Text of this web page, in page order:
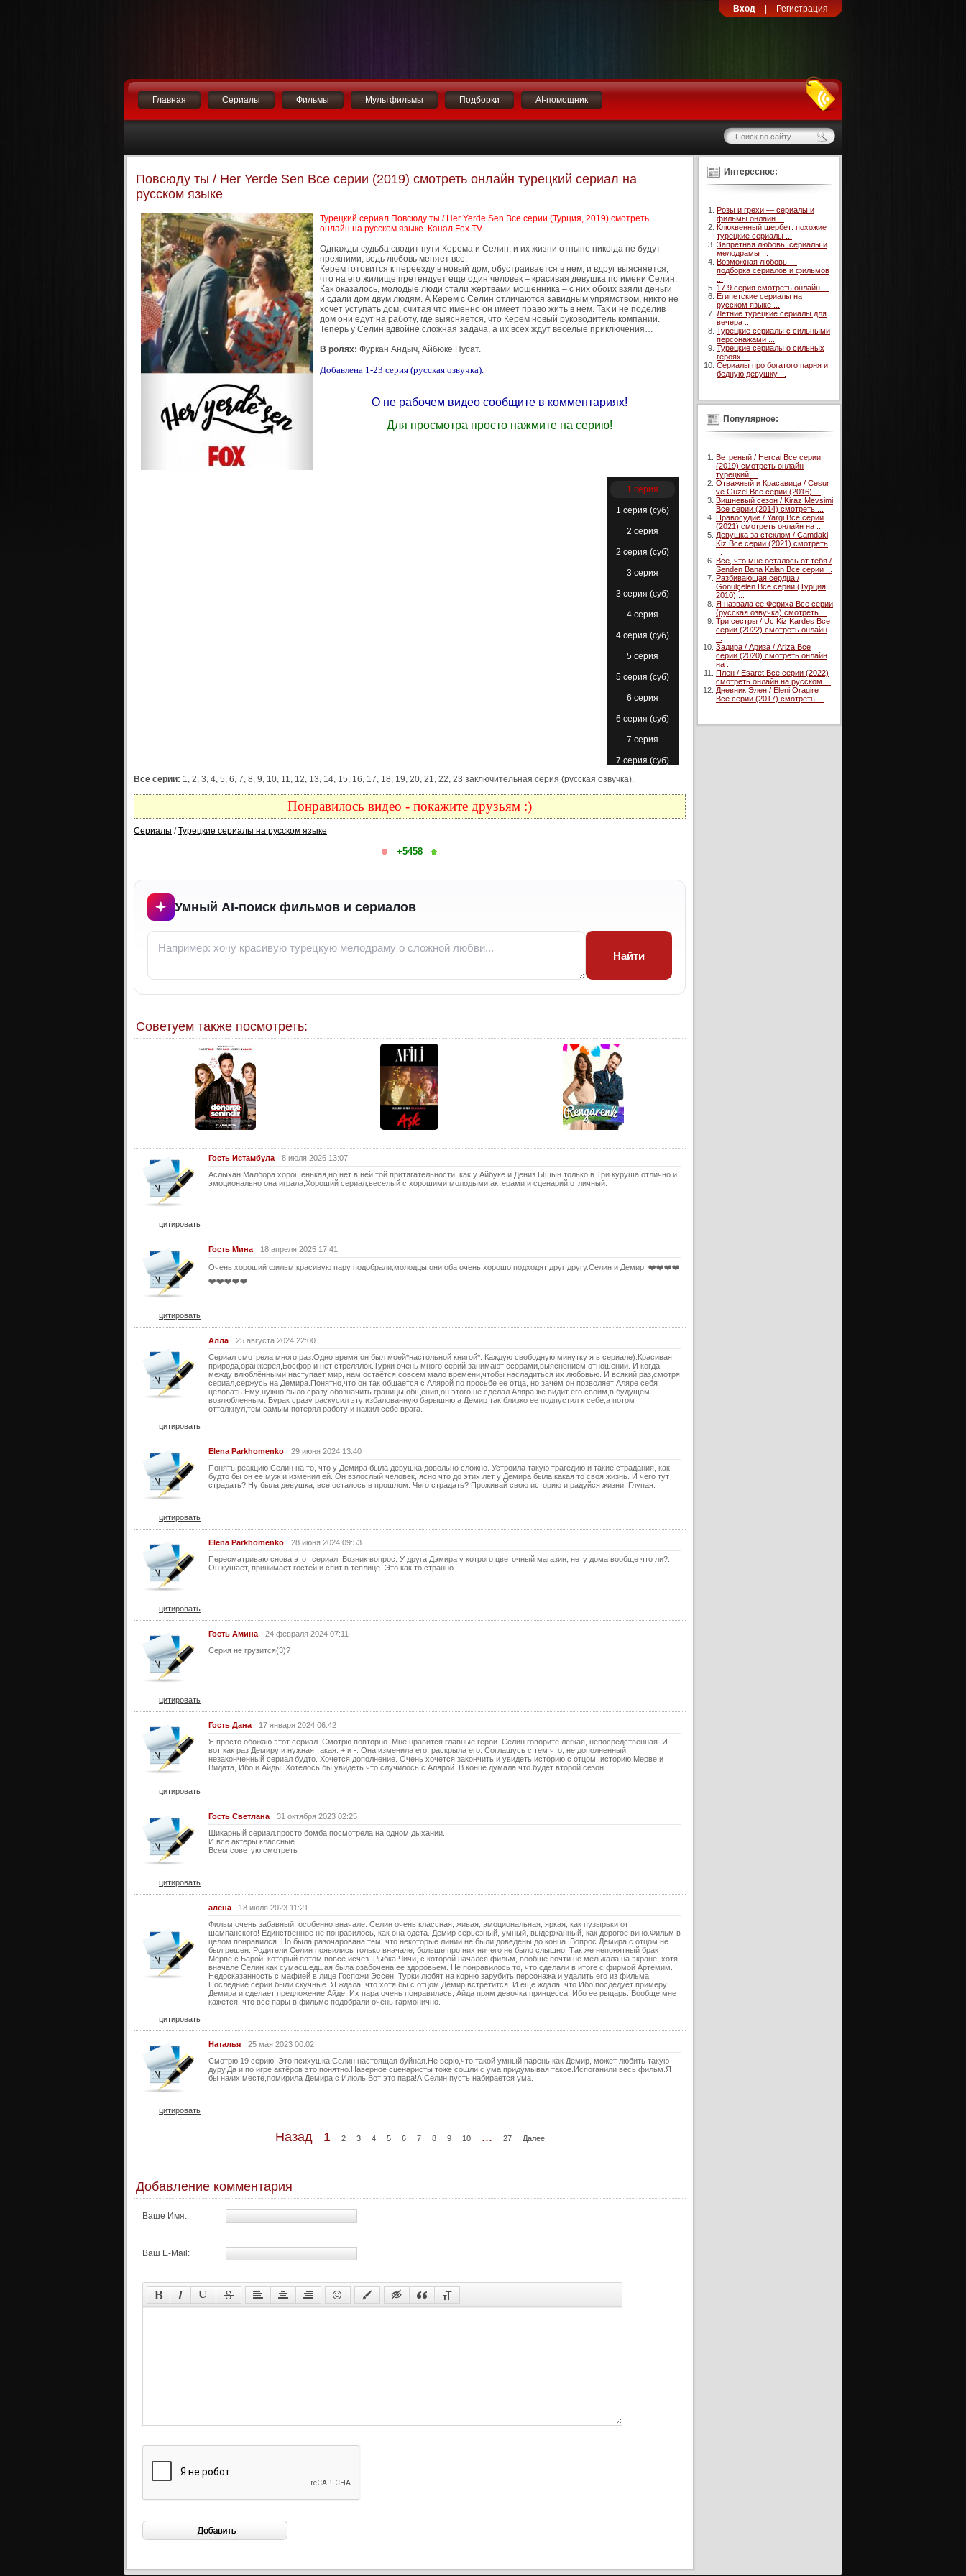
Вход Регистрация
Главная Сериалы Фильмы Мультфильмы Подборки AI-помощник
Повсюду ты / Her Yerde Sen Все серии (2019) смотреть онлайн турецкий сериал на
русском языке
Турецкий сериал Повсюду ты / Her Yerde Sen Все серии (Турция, 2019) смотреть
онлайн на русском языке. Канал Fox TV.
Однажды судьба сводит пути Керема и Селин, и их жизни отныне никогда не будут
прежними, ведь любовь меняет все.
Керем готовится к переезду в новый дом, обустраивается в нем, и вдруг выясняется,
что на его жилище претендует еще один человек – красивая девушка по имени Селин.
Как оказалось, молодые люди стали жертвами мошенника – с них обоих взяли деньги
и сдали дом двум людям. А Керем с Селин отличаются завидным упрямством, никто не
хочет уступать дом, считая что именно он имеет право жить в нем. Так и не поделив
дом они едут на работу, где выясняется, что Керем новый руководитель компании.
Теперь у Селин вдвойне сложная задача, а их всех ждут веселые приключения…
В ролях: Фуркан Андыч, Айбюке Пусат.
Добавлена 1-23 серия (русская озвучка).
О не рабочем видео сообщите в комментариях!
Для просмотра просто нажмите на серию!
1 серия
1 серия (суб)
2 серия
2 серия (суб)
3 серия
3 серия (суб)
4 серия
4 серия (суб)
5 серия
5 серия (суб)
6 серия
6 серия (суб)
7 серия
7 серия (суб)
8 серия
11 серия (суб)
12 серия
12 серия
(суб)
17 серия
18 серия
20 серия
20 серия
(суб)
22 серия
23 серия
(суб)
Все серии: 1, 2, 3, 4, 5, 6, 7, 8, 9, 10, 11, 12, 13, 14, 15, 16, 17, 18, 19, 20, 21, 22, 23 заключительная серия (русская озвучка).
Понравилось видео - покажите друзьям :)
Сериалы /Турецкие сериалы на русском языке
+5458
Умный AI-поиск фильмов и сериалов
Найти
Советуем также посмотреть:
Гость Истамбула
8 июля 2026 13:07
Аслыхан Малбора хорошенькая,но нет в ней той притягательности. как у Айбуке и Дениз Ышын.только в Три куруша отлично и
эмоционально она играла,Хороший сериал,веселый с хорошими молодыми актерами и сценарий отличный.
цитировать
Гость Мина 18 апреля 2025 17:41
Очень хороший фильм,красивую пару подобрали,молодцы,они оба очень хорошо подходят друг другу.Селин и Демир. ❤️❤️❤️❤️
❤️❤️❤️❤️❤️
цитировать
Алла
25 августа 2024 22:00
Сериал смотрела много раз.Одно время он был моей*настольной книгой*. Каждую свободную минутку я в сериале).Красивая
природа,оранжерея,Босфор и нет стрелялок.Турки очень много серий занимают ссорами,выяснением отношений. И когда
между влюблёнными наступает мир, нам остаётся совсем мало времени,чтобы насладиться их любовью. И всякий раз,смотря
сериал,сержусь на Демира.Понятно,что он так общается с Алярой по просьбе ее отца, но зачем он позволяет Аляре себя
целовать.Ему нужно было сразу обозначить границы общения,он этого не сделал.Аляра же видит его своим,в будущем
возлюбленным. Бурак сразу раскусил эту избалованную барышню,а Демир так близко ее подпустил к себе,а потом
оттолкнул,тем самым потерял работу и нажил себе врага.
цитировать
Elena Parkhomenko
29 июня 2024 13:40
Понять реакцию Селин на то, что у Демира была девушка довольно сложно. Устроила такую трагедию и такие страдания, как
будто бы он ее муж и изменил ей. Он взлослый человек, ясно что до этих лет у Демира была какая то своя жизнь. И чего тут
страдать? Ну была девушка, все осталось в прошлом. Чего страдать? Проживай свою историю и радуйся жизни. Глупая.
цитировать
Elena Parkhomenko
28 июня 2024 09:53
Пересматриваю снова этот сериал. Возник вопрос: У друга Дэмира у котрого цветочный магазин, нету дома вообще что ли?.
Он кушает, принимает гостей и спит в теплице. Это как то странно...
цитировать
Гость Амина
24 февраля 2024 07:11
Серия не грузится(3)?
цитировать
Гость Дана
17 января 2024 06:42
Я просто обожаю этот сериал. Смотрю повторно. Мне нравится главные герои. Селин говорите легкая, непосредственная. И
вот как раз Демиру и нужная такая. + и -. Она изменила его, раскрыла его. Соглашусь с тем что, не дополненный,
незаконченный сериал будто. Хочется дополнение. Очень хочется закончить и увидеть историю с отцом, историю Мерве и
Видата, Ибо и Айды. Хотелось бы увидеть что случилось с Алярой. В конце думала что будет второй сезон.
цитировать
Гость Светлана
31 октября 2023 02:25
Шикарный сериал.просто бомба,посмотрела на одном дыхании.
И все актёры классные.
Всем советую смотреть
цитировать
алена
18 июля 2023 11:21
Фильм очень забавный, особенно вначале. Селин очень классная, живая, эмоциональная, яркая, как пузырьки от
шампанского! Единственное не понравилось, как она одета. Демир серьезный, умный, выдержанный, как дорогое вино.Фильм в
целом понравился. Но была разочарована тем, что некоторые линии не были доведены до конца. Вопрос Демира с отцом не
был решен. Родители Селин появились только вначале, больше про них ничего не было слышно. Так же непонятный брак
Мерве с Барой, который потом вовсе исчез. Рыбка Чичи, с которой начался фильм, вообще почти не мелькала на экране, хотя
вначале Селин как сумасшедшая была озабочена ее здоровьем. Не понравилось то, что сделали в итоге с фирмой Артемим.
Недосказанность с мафией в лице Госпожи Эссен. Турки любят на корню зарубить персонажа и удалить его из фильма.
Последние серии были скучные. Я ждала, что хотя бы с отцом Демир встретится. И еще ждала, что Ибо посдедует примеру
Демира и сделает предложение Айде. Их пара очень понравилась, Айда прям девочка принцесса, Ибо ее рыцарь. Вообще мне
кажется, что все пары в фильме подобрали очень гармонично.
цитировать
Наталья
25 мая 2023 00:02
Смотрю 19 серию. Это психушка.Селин настоящая буйная.Не верю,что такой умный парень как Демир, может любить такую
дуру.Да и по игре актёров это понятно.Наверное сценаристы тоже сошли с ума придумывая такое.Испоганили весь фильм.Я
бы на/их месте,помирила Демира с Илюль.Вот это пара!А Селин пусть набирается ума.
цитировать
Назад 1 2 3 4 5 6 7 8 9 10 ... 27 Далее
Добавление комментария
Ваше Имя:
Ваш E-Mail:
Интересное:
Розы и грехи — сериалы и
фильмы онлайн ...
Клюквенный шербет: похожие
турецкие сериалы ...
Запретная любовь: сериалы и
мелодрамы ...
Возможная любовь —
подборка сериалов и фильмов
17 9 серия смотреть онлайн ...
Египетские сериалы на
русском языке ...
Летние турецкие сериалы для
вечера ...
Турецкие сериалы с сильными
персонажами ...
Турецкие сериалы о сильных
героях ...
Сериалы про богатого парня и
бедную девушку ...
Популярное:
Ветреный / Hercai Все серии
(2019) смотреть онлайн
турецкий ...
Отважный и Красавица / Cesur
ve Guzel Все серии (2016) ...
Вишневый сезон / Kiraz Mevsimi
Все серии (2014) смотреть ...
Правосудие / Yargi Все серии
(2021) смотреть онлайн на ...
Девушка за стеклом / Camdaki
Kiz Все серии (2021) смотреть
Все, что мне осталось от тебя /
Senden Bana Kalan Все серии ...
Разбивающая сердца /
Gönülçelen Все серии (Турция
2010) ...
Я назвала ее Фериха Все серии
(русская озвучка) смотреть ...
Три сестры / Uc Kiz Kardes Все
серии (2022) смотреть онлайн
Задира / Ариза / Ariza Все
серии (2020) смотреть онлайн
на ...
Плен / Esaret Все серии (2022)
смотреть онлайн на русском ...
Дневник Элен / Eleni Oragire
Все серии (2017) смотреть ...